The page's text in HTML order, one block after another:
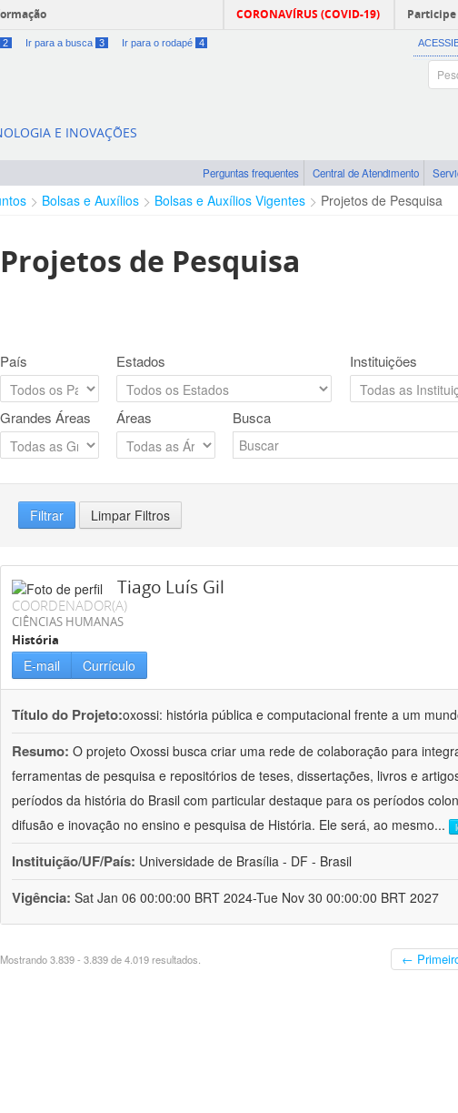
CORONAVÍRUS (COVID-19) Participe
2 Ir para a busca 3 Ir para o rodapé 4
E INOVAÇÕES
Perguntas frequentes Central de Atendimento
Bolsas e Auxílios Bolsas e Auxílios Vigentes Projetos de Pesquisa
Projetos de Pesquisa
País Estados Instituições
Grandes Áreas Áreas Busca
Filtrar Limpar Filtros
Tiago Luís Gil
COORDENADOR(A)
CIÊNCIAS HUMANAS
História
E-mail Currículo
Título do Projeto:oxossi: história pública e computacional frente a um
Resumo: O projeto Oxossi busca criar uma rede de colaboração para
ferramentas de pesquisa e repositórios de teses, dissertações, livros e
períodos da história do Brasil com particular destaque para os períodos
difusão e inovação no ensino e pesquisa de História. Ele será, ao mesmo...
Instituição/UF/País: Universidade de Brasília - DF - Brasil
Vigência: Sat Jan 06 00:00:00 BRT 2024-Tue Nov 30 00:00:00 BRT 2027
Mostrando 3.839 - 3.839 de 4.019 resultados. ←